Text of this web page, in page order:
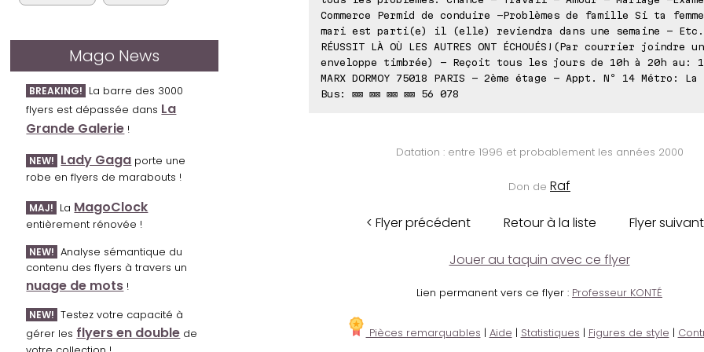
Mago News
BREAKING! La barre des 3000
flyers est dépassée dans La
Grande Galerie !
NEW! Lady Gaga porte une
robe en flyers de marabouts !
MAJ! La MagoClock
entièrement rénovée !
NEW! Analyse sémantique du
contenu des flyers à travers un
nuage de mots !
NEW! Testez votre capacité à
gérer les flyers en double de
Commerce Permid de conduire -Problèmes de famille Si ta
mari est parti(e) il (elle) reviendra dans une semaine -
RÉUSSIT LÀ OÙ LES AUTRES ONT ÉCHOUÉS!(Par courrier joindre
enveloppe timbrée) - Reçoit tous les jours de 10h à 20h au:
MARX DORMOY 75018 PARIS - 2ème étage - Appt. Nº 14 Métro:
Bus: ⊠⊠ ⊠⊠ ⊠⊠ ⊠⊠ 56 078
Datation : entre 1996 et probablement les années 2000
Don de Raf
< Flyer précédent Retour à la liste Flyer
Jouer au taquin avec ce flyer
Lien permanent vers ce flyer : Professeur KONTÉ
Pièces remarquables | Aide | Statistiques | Figures de style |